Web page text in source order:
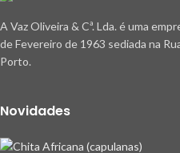
A Vaz Oliveira & Cª. Lda. é uma
de Fevereiro de 1963 sediada na
Porto.
Novidades